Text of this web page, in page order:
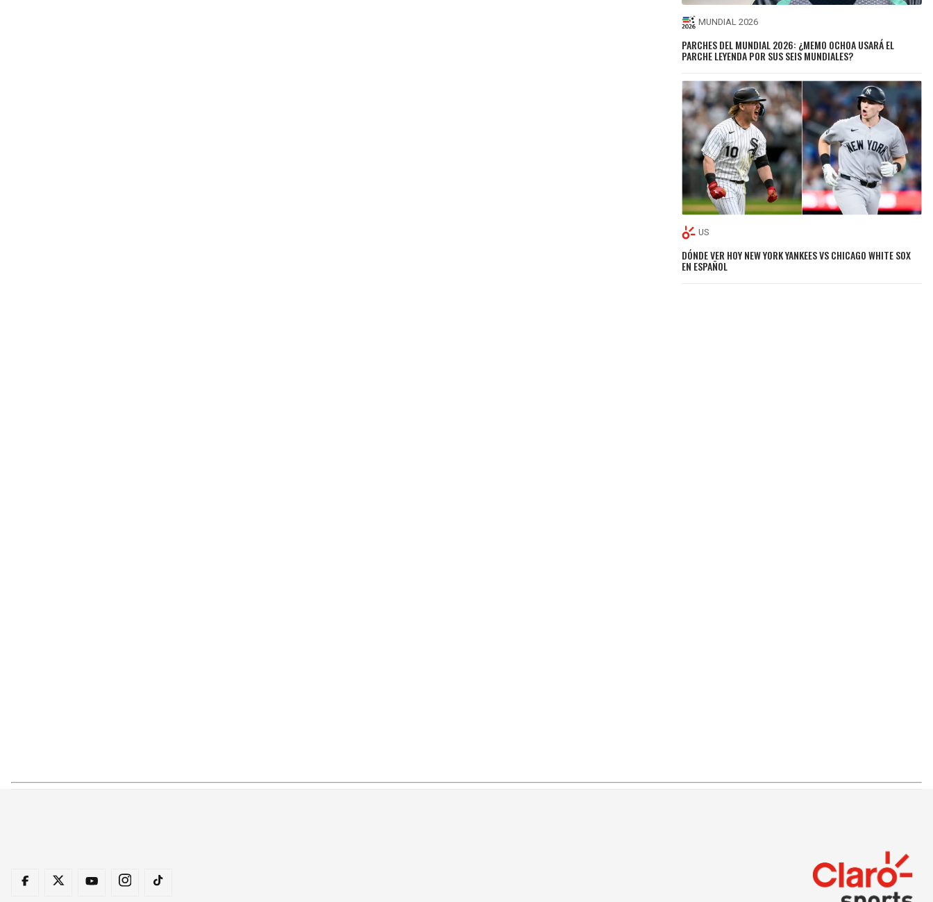
MUNDIAL 2026
PARCHES DEL MUNDIAL 2026: ¿MEMO OCHOA USARÁ EL
PARCHE LEYENDA POR SUS SEIS MUNDIALES?
US
DÓNDE VER HOY NEW YORK YANKEES VS CHICAGO WHITE SOX
EN ESPAÑOL